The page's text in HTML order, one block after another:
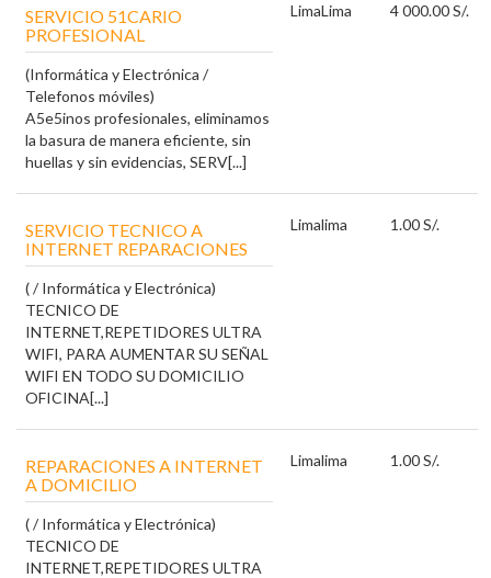
SERVICIO 51CARIO
PROFESIONAL
(Informática y Electrónica /
Telefonos móviles)
A5e5inos profesionales, eliminamos
la basura de manera eficiente, sin
huellas y sin evidencias, SERV[...]
LimaLima 4 000.00 S/.
SERVICIO TECNICO A
INTERNET REPARACIONES
( / Informática y Electrónica)
TECNICO DE
INTERNET,REPETIDORES ULTRA
WIFI, PARA AUMENTAR SU SEÑAL
WIFI EN TODO SU DOMICILIO
OFICINA[...]
Limalima 1.00 S/.
REPARACIONES A INTERNET
A DOMICILIO
( / Informática y Electrónica)
TECNICO DE
INTERNET,REPETIDORES ULTRA
Limalima 1.00 S/.